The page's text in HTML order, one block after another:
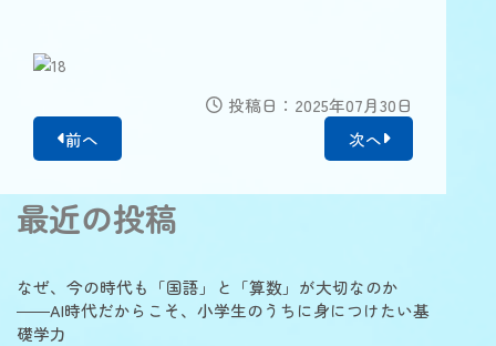
投稿日：2025年07月30日
前へ
次へ
最近の投稿
なぜ、今の時代も「国語」と「算数」が大切なのか
――AI時代だからこそ、小学生のうちに身につけたい基
礎学力